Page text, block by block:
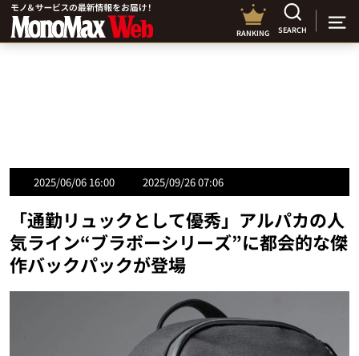
RANKING SEARCH
2025/06/06 16:00 2025/09/26 07:06
「通勤リュックとして優秀」アルパカの人
気ライン“ブラボーシリーズ”に都会的な傑
作バックパックが登場